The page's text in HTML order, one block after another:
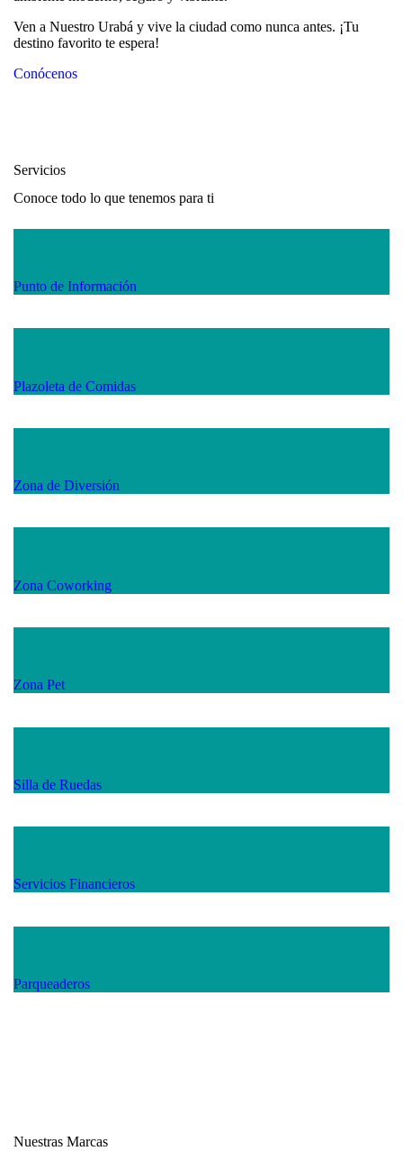
Ven a Nuestro Urabá y vive la ciudad como nunca antes. ¡Tu
destino favorito te espera!
Conócenos
Servicios
Conoce todo lo que tenemos para ti
Punto de Información
Plazoleta de Comidas
Zona de Diversión
Zona Coworking
Zona Pet
Silla de Ruedas
Servicios Financieros
Parqueaderos
Nuestras Marcas